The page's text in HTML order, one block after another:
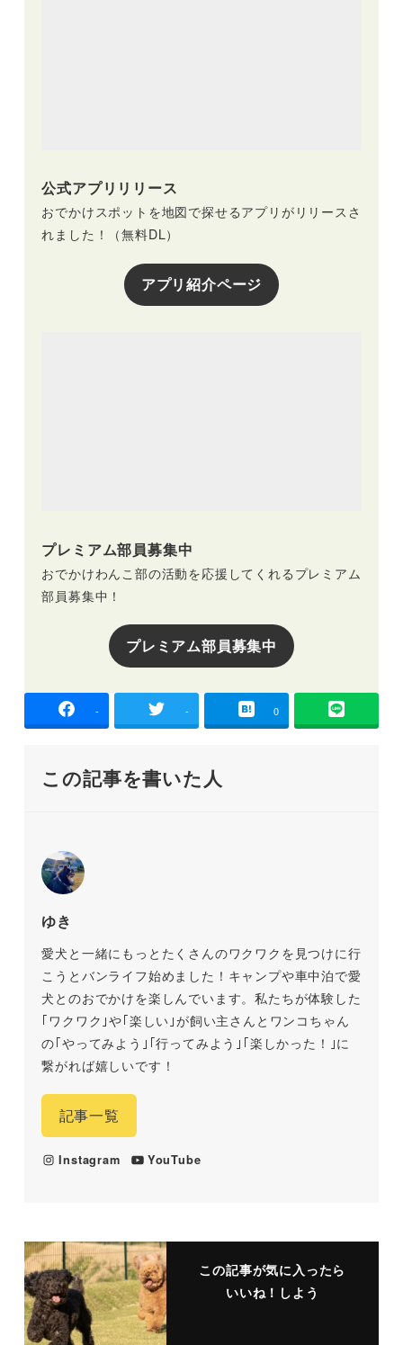
公式アプリリリース
おでかけスポットを地図で探せるアプリがリリースさ
れました！（無料DL）
アプリ紹介ページ
プレミアム部員募集中
おでかけわんこ部の活動を応援してくれるプレミアム
部員募集中！
プレミアム部員募集中
- - 0
この記事を書いた人
ゆき
愛犬と一緒にもっとたくさんのワクワクを見つけに行
こうとバンライフ始めました！キャンプや車中泊で愛
犬とのおでかけを楽しんでいます。私たちが体験した
｢ワクワク｣や｢楽しい｣が飼い主さんとワンコちゃん
の｢やってみよう｣｢行ってみよう｣｢楽しかった！｣に
繋がれば嬉しいです！
記事一覧
Instagram YouTube
この記事が気に入ったら
いいね！しよう